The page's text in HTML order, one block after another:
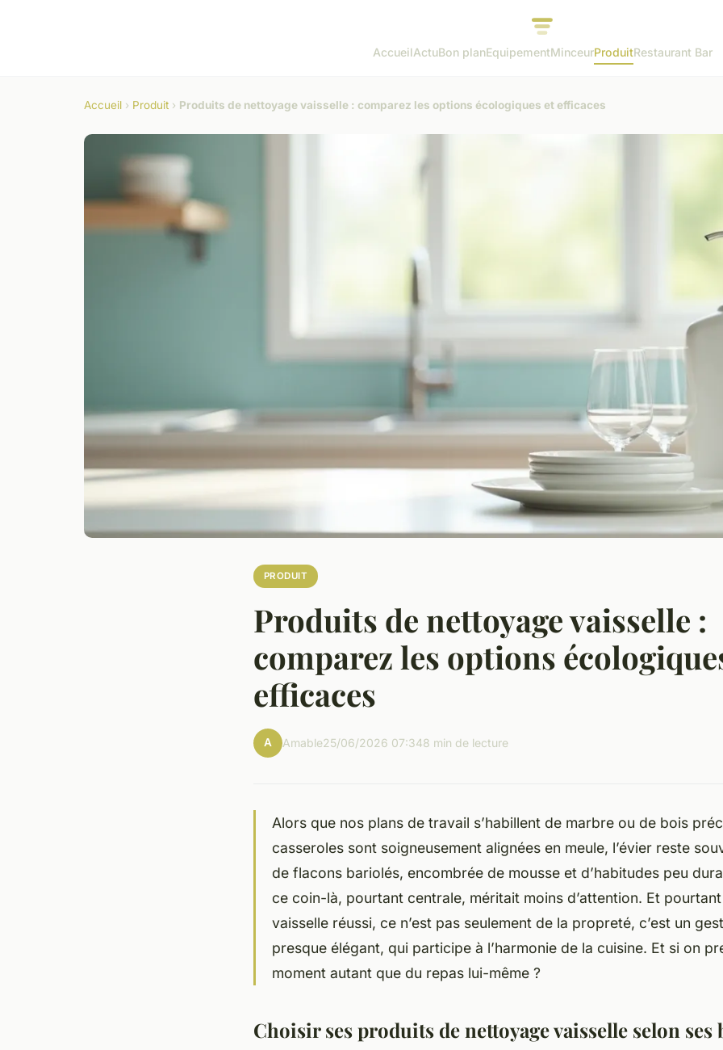
AccueilActuBon planEquipementMinceurProduitRestaurant Bar
Accueil › Produit › Produits de nettoyage vaisselle : comparez les options écologiques et efficaces
PRODUIT
Produits de nettoyage vaisselle :
comparez les options
efficaces
A Amable25/06/2026 07:348 min de lecture
Alors que nos plans de travail s’habillent de marbre ou de bois
casseroles sont soigneusement alignées en meule, l’évier reste
de flacons bariolés, encombrée de mousse et d’habitudes peu
ce coin-là, pourtant centrale, méritait moins d’attention. Et
vaisselle réussi, ce n’est pas seulement de la propreté, c’est un
presque élégant, qui participe à l’harmonie de la cuisine. Et si on
moment autant que du repas lui-même ?
Choisir ses produits de nettoyage vaisselle selon ses